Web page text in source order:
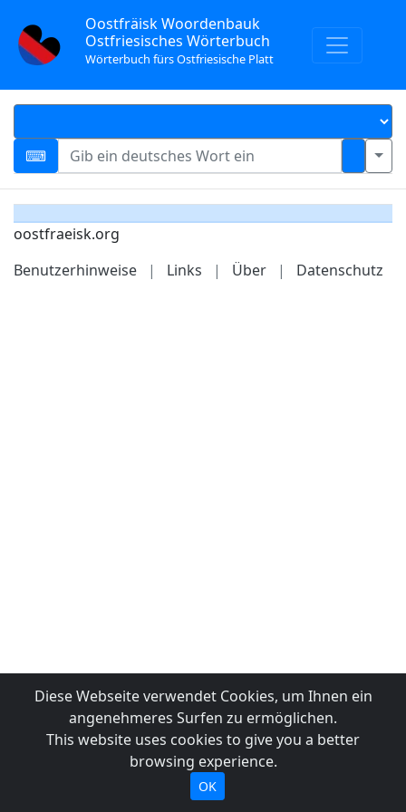
Oostfräisk Woordenbauk
Ostfriesisches Wörterbuch
Wörterbuch fürs Ostfriesische Platt
oostfraeisk.org
Benutzerhinweise
| Links | Über | Datenschutz
Diese Webseite verwendet Cookies, um Ihnen ein
angenehmeres Surfen zu ermöglichen.
This website uses cookies to give you a better
browsing experience.
OK